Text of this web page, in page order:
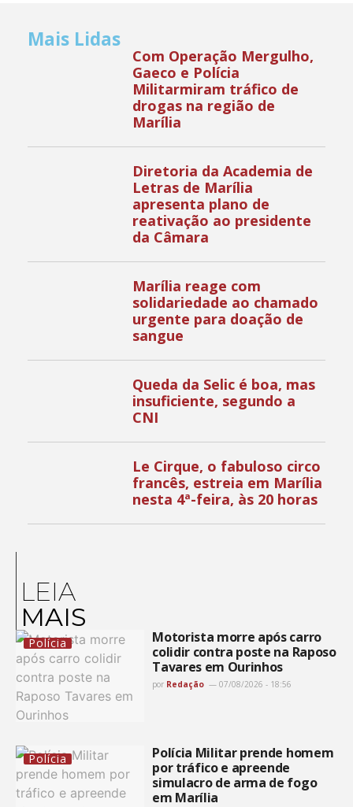
Mais Lidas
Com Operação Mergulho,
Gaeco e Polícia
Militarmiram tráfico de
drogas na região de
Marília
Diretoria da Academia de
Letras de Marília
apresenta plano de
reativação ao presidente
da Câmara
Marília reage com
solidariedade ao chamado
urgente para doação de
sangue
Queda da Selic é boa, mas
insuficiente, segundo a
CNI
Le Cirque, o fabuloso circo
francês, estreia em Marília
nesta 4ª-feira, às 20 horas
LEIA
MAIS
Polícia
Motorista morre após carro
colidir contra poste na Raposo
Tavares em Ourinhos
por Redação 07/08/2026 - 18:56
Polícia
Polícia Militar prende homem
por tráfico e apreende
simulacro de arma de fogo
em Marília